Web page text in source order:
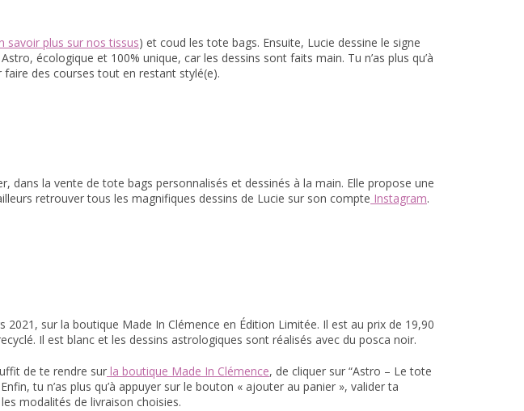
savoir plus sur nos tissus) et coud les tote bags. Ensuite, Lucie dessine le signe
écologique et 100% unique, car les dessins sont faits main. Tu n’as plus qu’à
des courses tout en restant stylé(e).
dans la vente de tote bags personnalisés et dessinés à la main. Elle propose une
retrouver tous les magnifiques dessins de Lucie sur son compte Instagram.
sur la boutique Made In Clémence en Édition Limitée. Il est au prix de 19,90
Il est blanc et les dessins astrologiques sont réalisés avec du posca noir.
de te rendre sur la boutique Made In Clémence, de cliquer sur “Astro – Le tote
tu n’as plus qu’à appuyer sur le bouton « ajouter au panier », valider ta
modalités de livraison choisies.